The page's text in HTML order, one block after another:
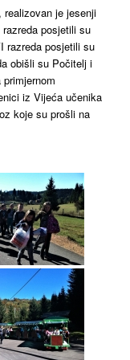
je jesenji
posjetili su
razreda posjetili su
obišli su Počitelj i
iz Vijeća učenika
koje su prošli na